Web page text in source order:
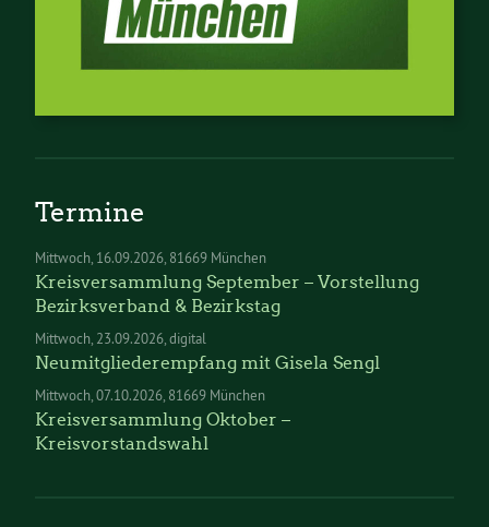
Termine
Mittwoch 16.09.2026 81669 München
Kreisversammlung September – Vorstellung
Bezirksverband & Bezirkstag
Mittwoch 23.09.2026 digital
Neumitgliederempfang mit Gisela Sengl
Mittwoch 07.10.2026 81669 München
Kreisversammlung Oktober –
Kreisvorstandswahl